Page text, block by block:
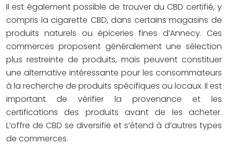
Il est également possible de trouver du CBD certifié, y
compris la cigarette CBD, dans certains magasins de
produits naturels ou épiceries fines d’Annecy. Ces
commerces proposent généralement une sélection
plus restreinte de produits, mais peuvent constituer
une alternative intéressante pour les consommateurs
à la recherche de produits spécifiques ou locaux. Il est
important de vérifier la provenance et les
certifications des produits avant de les acheter.
L’offre de CBD se diversifie et s’étend à d’autres types
de commerces.